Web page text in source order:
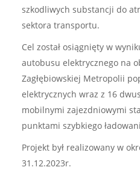
szkodliwych substancji do
sektora transportu.
Cel został osiągnięty w
autobusu elektrycznego na
Zagłębiowskiej Metropolii
elektrycznych wraz z 16
mobilnymi zajezdniowymi
punktami szybkiego
Projekt był realizowany w
31.12.2023r.